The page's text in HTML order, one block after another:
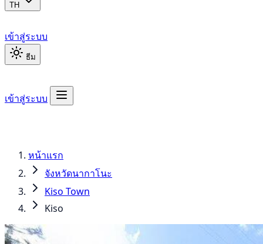
TH
เข้าสู่ระบบ
ธีม
เข้าสู่ระบบ
หน้าแรก
จังหวัดนากาโนะ
Kiso Town
Kiso